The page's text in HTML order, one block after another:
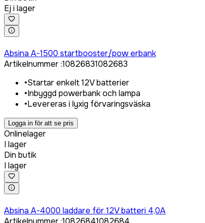
Ej i lager
Absina A-1500 startbooster/pow erbank
Artikelnummer:10826831082683
•Startar enkelt 12V batterier
•Inbyggd powerbank och lampa
•Levereras i lyxig förvaringsväska
Logga in för att se pris
Onlinelager
I lager
Din butik
I lager
Absina A-4000 laddare för 12V batteri 4,0A